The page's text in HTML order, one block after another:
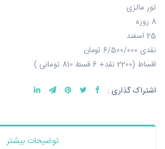
تور مالزی
8 روزه
25 اسفند
نقدی 6/500/000 تومان
اقساط (2200 نقد+ 6 قسط 810 تومانی )
اشتراک گذاری :
توضیحات بیشتر